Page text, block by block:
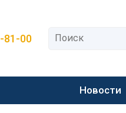
81-00
Новости